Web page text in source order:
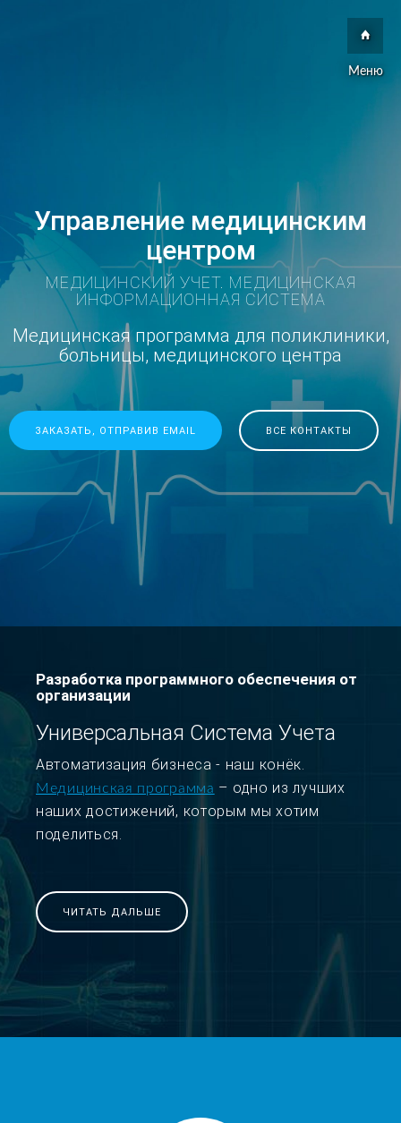
Меню
Управление медицинским
центром
МЕДИЦИНСКИЙ УЧЕТ. МЕДИЦИНСКАЯ
ИНФОРМАЦИОННАЯ СИСТЕМА
Медицинская программа для поликлиники,
больницы, медицинского центра
ЗАКАЗАТЬ, ОТПРАВИВ EMAIL ВСЕ КОНТАКТЫ
Разработка программного обеспечения от
организации
Универсальная Система Учета
Автоматизация бизнеса - наш конёк.
Медицинская программа – одно из лучших
наших достижений, которым мы хотим
поделиться.
ЧИТАТЬ ДАЛЬШЕ